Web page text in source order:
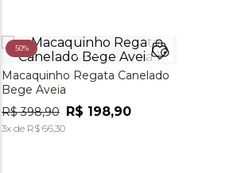
50%
Macaquinho Regata Canelado
Bege Aveia
R$ 398,90 R$ 198,90
3x de R$ 66,30